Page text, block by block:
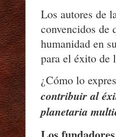
Los autores de
convencidos de
humanidad en
para el éxito de
¿Cómo lo
contribuir al
planetaria